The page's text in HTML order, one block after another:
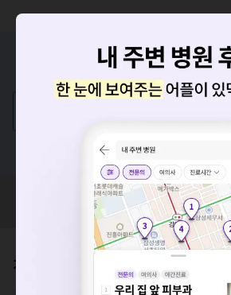
증상/치료, 궁금한 점이
의사가 직접 답해드려
혹은, 의료상담 서비스에 다양한 게
혹시 잘못된 병원정보가 있나요?
모두닥 팀에 알려주세요!
가격표
요청하신 작업을 처리하지 못했습
네트워크 또는 서버의 일시적인 오류로,
세요. 지속적으로 문제가 발생할 경우 모